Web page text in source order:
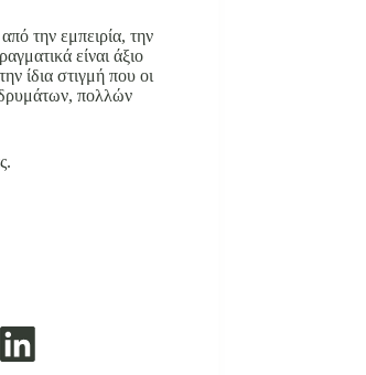
την εμπειρία, την
είναι άξιο
ίδια στιγμή που οι
πολλών